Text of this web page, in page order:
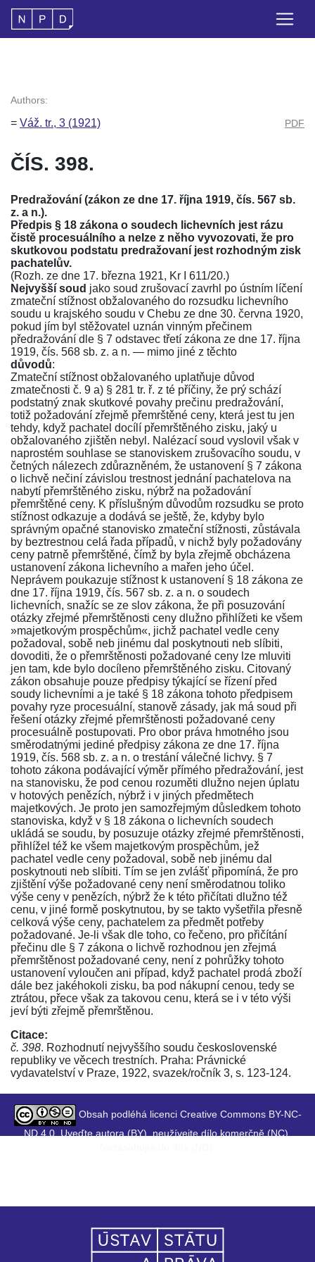
Authors:
= Váž. tr., 3 (1921) PDF
ČÍS. 398.
Predražování (zákon ze dne 17. října 1919, čís. 567 sb.
z. а n.).
Předpis § 18 zákona o soudech lichevních jest rázu
čistě procesuálního a nelze z něho vyvozovati, že pro
skutkovou podstatu predražovaní jest rozhodným zisk
pachatelův.
(Rozh. ze dne 17. března 1921, Kr I 611/20.)
Nejvyšší soud jako soud zrušovací zavrhl po ústním líčení
zmateční stížnost obžalovaného do rozsudku lichevního
soudu u krajského soudu v Chebu ze dne 30. června 1920,
pokud jím byl stěžovatel uznán vinným přečinem
předražování dle § 7 odstavec třetí zákona ze dne 17. října
1919, čís. 568 sb. z. a n. — mimo jiné z těchto
důvodů:
Zmateční stížnost obžalovaného uplatňuje důvod
zmatečnosti č. 9 a) § 281 tr. ř. z té příčiny, že prý schází
podstatný znak skutkové povahy prečinu predražování,
totiž požadování zřejmě přemrštěné ceny, která jest tu jen
tehdy, když pachatel docílí přemrštěného zisku, jaký u
obžalovaného zjištěn nebyl. Nalézací soud vyslovil však v
naprostém souhlase se stanoviskem zrušovacího soudu, v
četných nálezech zdůrazněném, že ustanovení § 7 zákona
o lichvě nečiní závislou trestnost jednání pachatelova na
nabytí přemrštěného zisku, nýbrž na požadování
přemrštěné ceny. K příslušným důvodům rozsudku se proto
stížnost odkazuje a dodává se ještě, že, kdyby bylo
správným opačné stanovisko zmateční stížnosti, zůstávala
by beztrestnou celá řada případů, v nichž byly požadovány
ceny patrně přemrštěné, čímž by byla zřejmě obcházena
ustanovení zákona lichevního a mařen jeho účel.
Neprávem poukazuje stížnost k ustanovení § 18 zákona ze
dne 17. října 1919, čís. 567 sb. z. a n. o soudech
lichevních, snažíc se ze slov zákona, že při posuzování
otázky zřejmé přemrštěnosti ceny dlužno přihlížeti ke všem
»majetkovým prospěchům«, jichž pachatel vedle ceny
požadoval, sobě neb jinému dal poskytnouti neb slíbiti,
dovoditi, že o přemrštěnosti požadované ceny lze mluviti
jen tam, kde bylo docíleno přemrštěného zisku. Citovaný
zákon obsahuje pouze předpisy týkající se řízení před
soudy lichevními a je také § 18 zákona tohoto předpisem
povahy ryze procesuální, stanově zásady, jak má soud při
řešení otázky zřejmé přemrštěnosti požadované ceny
procesuálně postupovati. Pro obor práva hmotného jsou
směrodatnými jediné předpisy zákona ze dne 17. října
1919, čís. 568 sb. z. a n. o trestání válečné lichvy. § 7
tohoto zákona podávající výměr přímého předražování, jest
na stanovisku, že pod cenou rozuměti dlužno nejen úplatu
v hotových penězích, nýbrž i v jiných předmětech
majetkových. Je proto jen samozřejmým důsledkem tohoto
stanoviska, když v § 18 zákona o lichevních soudech
ukládá se soudu, by posuzuje otázky zřejmé přemrštěnosti,
přihlížel též ke všem majetkovým prospěchům, jež
pachatel vedle ceny požadoval, sobě neb jinému dal
poskytnouti neb slíbiti. Tím se jen zvlášť připomíná, že pro
zjištění výše požadované ceny není směrodatnou toliko
výše ceny v penězích, nýbrž že k této přičítati dlužno též
cenu, v jiné formě poskytnutou, by se takto vyšetřila přesně
celková výše ceny, pachatelem za předmět potřeby
požadované. Je-li však dle toho, co řečeno, pro přičítání
přečinu dle § 7 zákona o lichvě rozhodnou jen zřejmá
přemrštěnost požadované ceny, není z pohrůžky tohoto
ustanovení vyloučen ani případ, když pachatel prodá zboží
dále bez jakéhokoli zisku, ba pod nákupní cenou, tedy se
ztrátou, přece však za takovou cenu, která se i v této výši
jeví býti zřejmě přemrštěnou.
Citace:
č. 398. Rozhodnutí nejvyššího soudu československé
republiky ve věcech trestních. Praha: Právnické
vydavatelství v Praze, 1922, svazek/ročník 3, s. 123-124.
Obsah podléhá licenci Creative Commons BY-NC-
ND 4.0. Uveďte autora (BY), neužívejte dílo komerčně (NC),